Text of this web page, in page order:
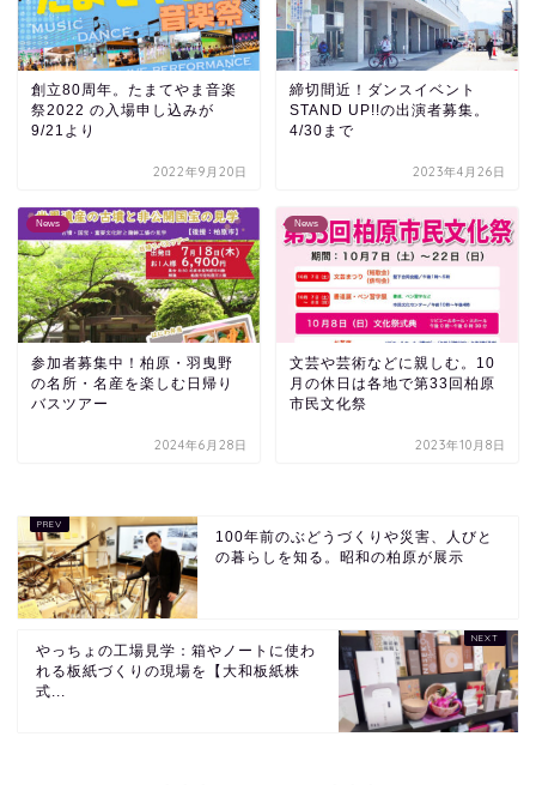
創立80周年。たまてやま音楽
祭2022 の入場申し込みが
9/21より
2022年9月20日
締切間近！ダンスイベント
STAND UP!!の出演者募集。
4/30まで
2023年4月26日
News
参加者募集中！柏原・羽曳野
の名所・名産を楽しむ日帰り
バスツアー
2024年6月28日
News
文芸や芸術などに親しむ。10
月の休日は各地で第33回柏原
市民文化祭
2023年10月8日
100年前のぶどうづくりや災害、人びと
の暮らしを知る。昭和の柏原が展示
やっちょの工場見学：箱やノートに使わ
れる板紙づくりの現場を【大和板紙株
式...